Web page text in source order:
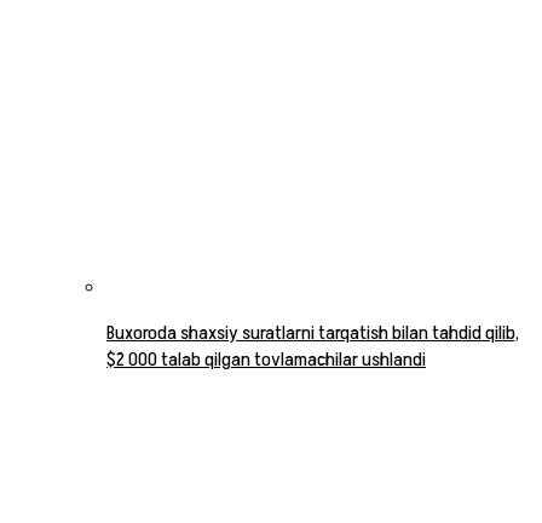
Buxoroda shaxsiy suratlarni tarqatish bilan tahdid qilib,
$2 000 talab qilgan tovlamachilar ushlandi